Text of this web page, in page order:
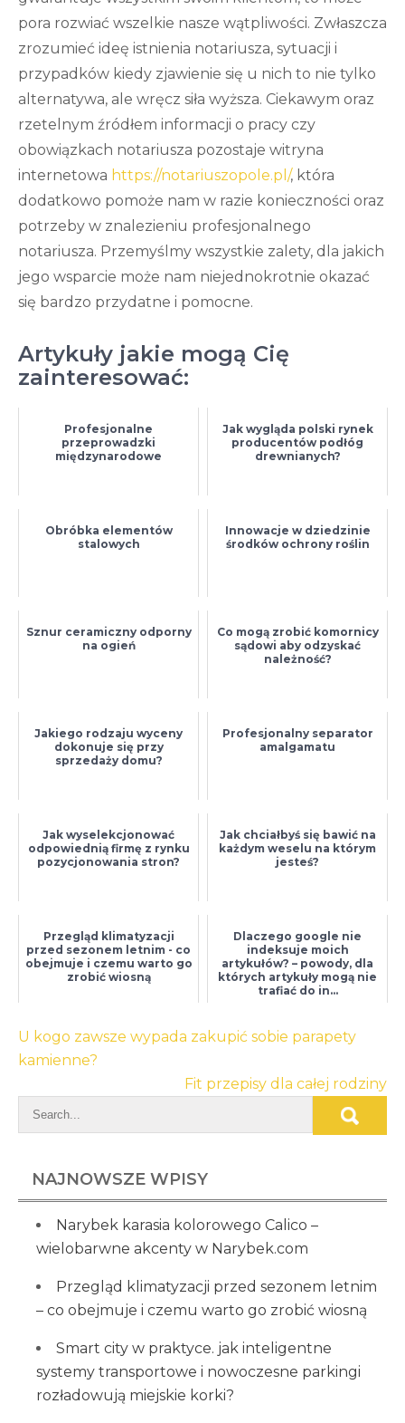
pora rozwiać wszelkie nasze wątpliwości. Zwłaszcza
zrozumieć ideę istnienia notariusza, sytuacji i
przypadków kiedy zjawienie się u nich to nie tylko
alternatywa, ale wręcz siła wyższa. Ciekawym oraz
rzetelnym źródłem informacji o pracy czy
obowiązkach notariusza pozostaje witryna
internetowa https://notariuszopole.pl/, która
dodatkowo pomoże nam w razie konieczności oraz
potrzeby w znalezieniu profesjonalnego
notariusza. Przemyślmy wszystkie zalety, dla jakich
jego wsparcie może nam niejednokrotnie okazać
się bardzo przydatne i pomocne.
Artykuły jakie mogą Cię
zainteresować:
Profesjonalne
przeprowadzki
międzynarodowe
Jak wygląda polski rynek
producentów podłóg
drewnianych?
Obróbka elementów
stalowych
Innowacje w dziedzinie
środków ochrony roślin
Sznur ceramiczny odporny
na ogień
Co mogą zrobić komornicy
sądowi aby odzyskać
należność?
Jakiego rodzaju wyceny
dokonuje się przy
sprzedaży domu?
Profesjonalny separator
amalgamatu
Jak wyselekcjonować
odpowiednią firmę z rynku
pozycjonowania stron?
Jak chciałbyś się bawić na
każdym weselu na którym
jesteś?
Przegląd klimatyzacji
przed sezonem letnim - co
obejmuje i czemu warto go
zrobić wiosną
Dlaczego google nie
indeksuje moich
artykułów? – powody, dla
których artykuły mogą nie
trafiać do in...
Nawigacja
wpisu
U kogo zawsze wypada zakupić sobie parapety
kamienne?
Fit przepisy dla całej rodziny
NAJNOWSZE WPISY
Narybek karasia kolorowego Calico –
wielobarwne akcenty w Narybek.com
Przegląd klimatyzacji przed sezonem letnim
– co obejmuje i czemu warto go zrobić wiosną
Smart city w praktyce. jak inteligentne
systemy transportowe i nowoczesne parkingi
rozładowują miejskie korki?